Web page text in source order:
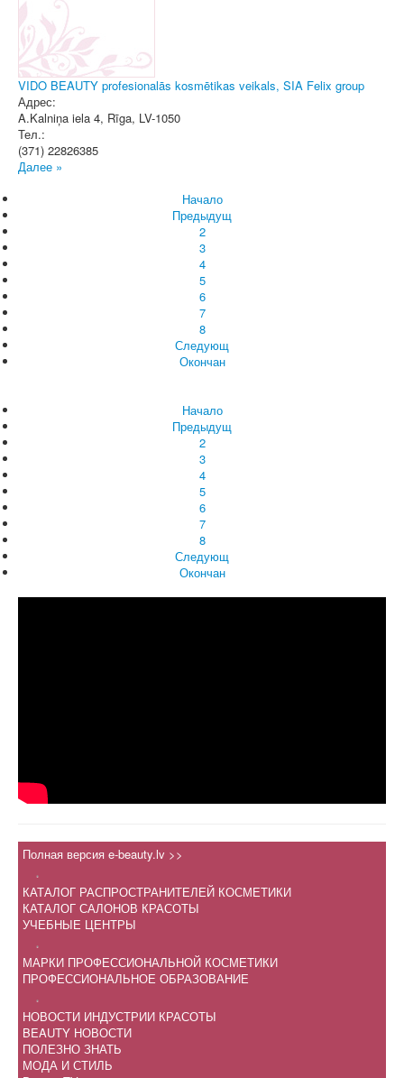
VIDO BEAUTY profesionalās kosmētikas veikals, SIA Felix group
Адрес:
A.Kalniņa iela 4, Rīga, LV-1050
Тел.:
(371) 22826385
Далее »
Начало
Предыдущ
2
3
4
5
6
7
8
Следующ
Окончан
Начало
Предыдущ
2
3
4
5
6
7
8
Следующ
Окончан
Полная версия e-beauty.lv >>
.
КАТАЛОГ РАСПРОСТРАНИТЕЛЕЙ КОСМЕТИКИ
КАТАЛОГ САЛОНОВ КРАСОТЫ
УЧЕБНЫЕ ЦЕНТРЫ
.
МАРКИ ПРОФЕССИОНАЛЬНОЙ КОСМЕТИКИ
ПРОФЕССИОНАЛЬНОЕ ОБРАЗОВАНИЕ
.
НОВОСТИ ИНДУСТРИИ КРАСОТЫ
BEAUTY НОВОСТИ
ПОЛЕЗНО ЗНАТЬ
МОДА И СТИЛЬ